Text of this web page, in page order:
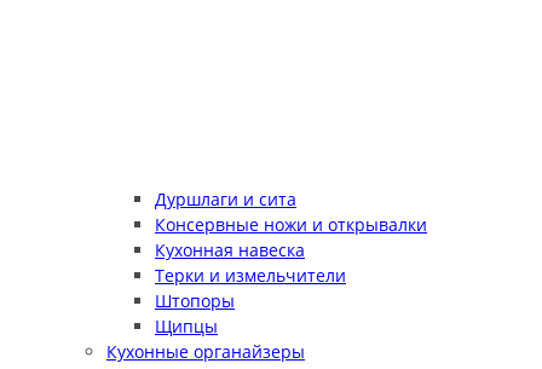
Дуршлаги и сита
Консервные ножи и открывалки
Кухонная навеска
Терки и измельчители
Штопоры
Щипцы
Кухонные органайзеры